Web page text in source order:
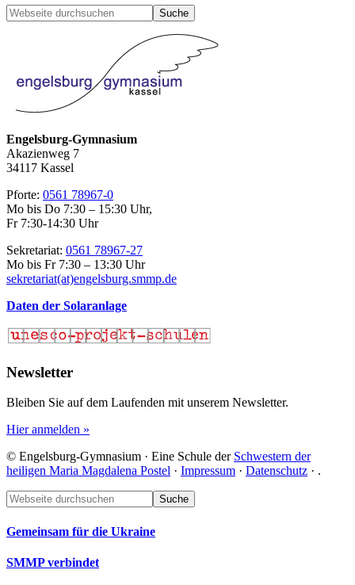
Seitenspalte
Webseite
durchsuchen
Engelsburg-Gymnasium
Akazienweg 7
34117 Kassel
Pforte: 0561 78967-0
Mo bis Do 7:30 – 15:30 Uhr,
Fr 7:30-14:30 Uhr
Sekretariat: 0561 78967-27
Mo bis Fr 7:30 – 13:30 Uhr
sekretariat(at)engelsburg.smmp.de
Daten der Solaranlage
Newsletter
Bleiben Sie auf dem Laufenden mit unserem Newsletter.
Hier anmelden »
© Engelsburg-Gymnasium · Eine Schule der Schwestern der
heiligen Maria Magdalena Postel · Impressum · Datenschutz · .
Footer
Webseite
durchsuchen
Gemeinsam für die Ukraine
SMMP verbindet